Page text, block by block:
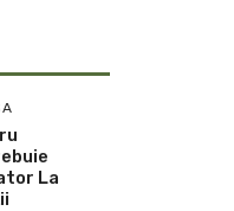
La